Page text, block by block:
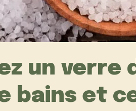
un verre
bains et